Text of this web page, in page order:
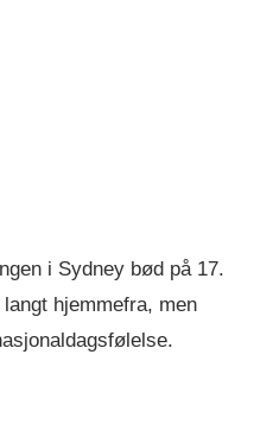
i Sydney bød på 17.
hjemmefra, men